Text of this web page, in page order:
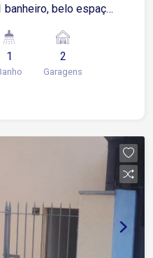
banheiro, belo espaço
playground, espaço
1 2
Garagens